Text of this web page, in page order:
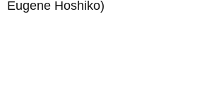
Eugene Hoshiko)